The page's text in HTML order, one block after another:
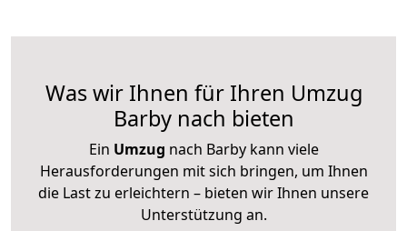
Was wir Ihnen für Ihren Umzug
Barby nach bieten
Ein Umzug nach Barby kann viele
Herausforderungen mit sich bringen, um Ihnen
die Last zu erleichtern – bieten wir Ihnen unsere
Unterstützung an.